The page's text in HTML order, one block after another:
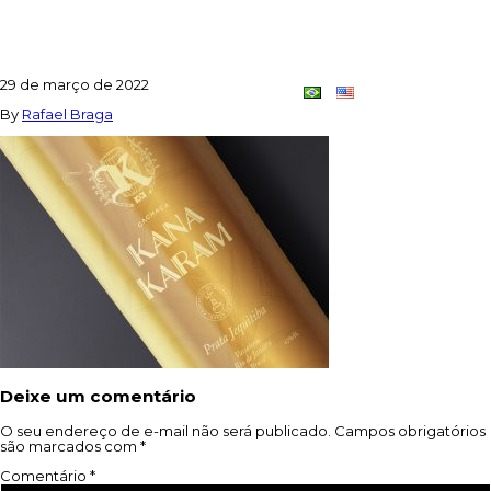
29 de março de 2022
By Rafael Braga
Deixe um comentário
O seu endereço de e-mail não será publicado. Campos obrigatórios
são marcados com *
Comentário *